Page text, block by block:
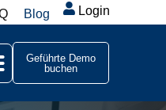
Blog Login
Geführte Demo
buchen